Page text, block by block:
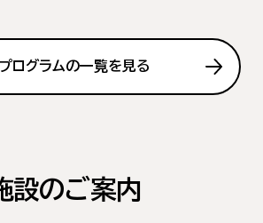
ログラムの一覧を見る
設のご案内